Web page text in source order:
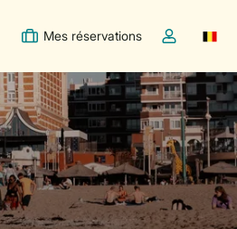
Mes réservations
Toggle the